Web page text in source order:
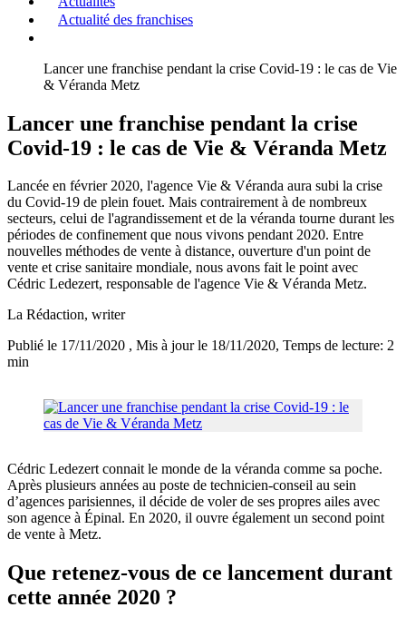
Actualité des franchises
Lancer une franchise pendant la crise Covid-19 : le cas de Vie
& Véranda Metz
Lancer une franchise pendant la crise
Covid-19 : le cas de Vie & Véranda Metz
Lancée en février 2020, l'agence Vie & Véranda aura subi la crise
du Covid-19 de plein fouet. Mais contrairement à de nombreux
secteurs, celui de l'agrandissement et de la véranda tourne durant les
périodes de confinement que nous vivons pendant 2020. Entre
nouvelles méthodes de vente à distance, ouverture d'un point de
vente et crise sanitaire mondiale, nous avons fait le point avec
Cédric Ledezert, responsable de l'agence Vie & Véranda Metz.
La Rédaction, writer
Publié le 17/11/2020 , Mis à jour le 18/11/2020, Temps de lecture: 2
min
Cédric Ledezert connait le monde de la véranda comme sa poche.
Après plusieurs années au poste de technicien-conseil au sein
d’agences parisiennes, il décide de voler de ses propres ailes avec
son agence à Épinal. En 2020, il ouvre également un second point
de vente à Metz.
Que retenez-vous de ce lancement durant
cette année 2020 ?